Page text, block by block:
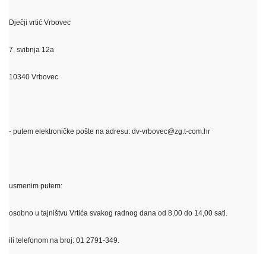
Dječji vrtić Vrbovec
7. svibnja 12a
10340 Vrbovec
- putem elektroničke pošte na adresu: dv-vrbovec@zg.t-com.hr
usmenim putem:
osobno u tajništvu Vrtića svakog radnog dana od 8,00 do 14,00 sati.
ili telefonom na broj: 01 2791-349.